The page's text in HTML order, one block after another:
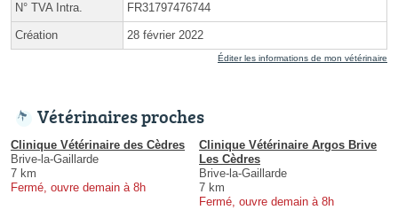
N° TVA Intra. FR31797476744
Création 28 février 2022
Éditer les informations de mon vétérinaire
Vétérinaires proches
Clinique Vétérinaire des Cèdres
Brive-la-Gaillarde
7 km
Fermé, ouvre demain à 8h
Clinique Vétérinaire Argos Brive
Les Cèdres
Brive-la-Gaillarde
7 km
Fermé, ouvre demain à 8h